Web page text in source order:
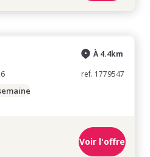
À 4.4km
ref. 1779547
Voir l'offre